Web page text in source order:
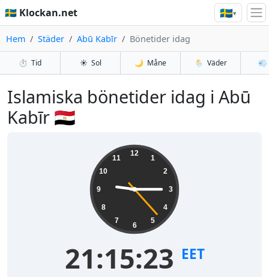
🇸🇪 Klockan.net 🇸🇪▾
Hem Städer Abū Kabīr Bönetider idag
⏱️ Tid ☀️ Sol 🌙 Måne 🌦️ Väder 💨
Islamiska bönetider idag i Abū
Kabīr 🇪🇬
12
1
2
3
4
5
6
7
8
9
10
11
21:15:23 EET